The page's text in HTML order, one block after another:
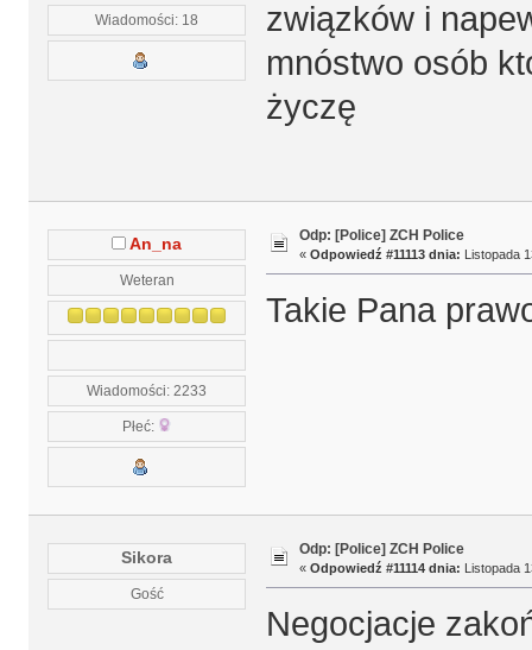
Wiadomości: 18
związków i
mnóstwo osób
życzę
An_na
Weteran
Wiadomości: 2233
Płeć:
Odp: [Police] ZCH Police
« Odpowiedź #11113 dnia: Listopada
Takie Pana
Sikora
Gość
Odp: [Police] ZCH Police
« Odpowiedź #11114 dnia: Listopada
Negocjacje